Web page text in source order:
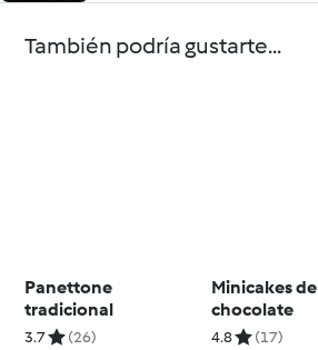
También podría gustarte...
Panettone
tradicional
3.7 (26)
Minicakes de
chocolate
4.8 (17)